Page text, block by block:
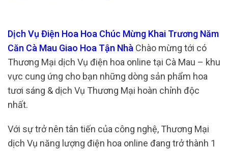
Dịch Vụ Điện Hoa Hoa Chúc Mừng Khai Trương Năm
Căn Cà Mau Giao Hoa Tận Nhà Chào mừng tới có
Thương Mại dịch Vụ điện hoa online tại Cà Mau – khu
vực cung ứng cho bạn những dòng sản phẩm hoa
tươi sáng & dịch Vụ Thương Mại hoàn chỉnh độc
nhất.
Với sự trở nên tân tiến của công nghệ, Thương Mại
dịch Vụ năng lượng điện hoa online đang trở thành 1